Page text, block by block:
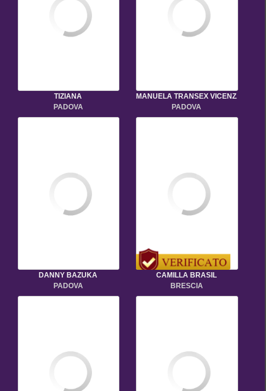
TIZIANA
PADOVA
MANUELA TRANSEX VICENZA
PADOVA
DANNY BAZUKA
PADOVA
CAMILLA BRASIL
BRESCIA